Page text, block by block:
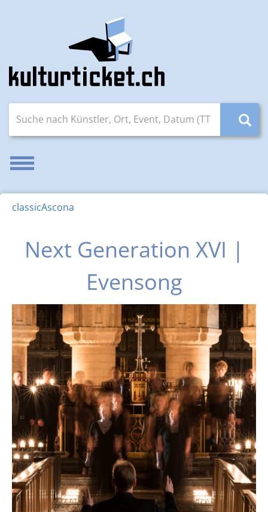
Navigation aktivieren/deaktivieren
classicAscona
Next Generation XVI |
Evensong